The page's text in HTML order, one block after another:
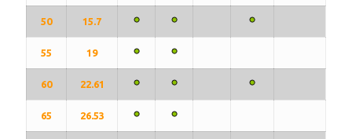
50 15.7
55 19
60 22.61
65 26.53